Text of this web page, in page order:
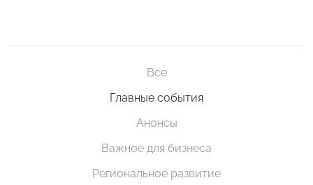
Все
Главные события
Анонсы
Важное для бизнеса
Региональное развитие